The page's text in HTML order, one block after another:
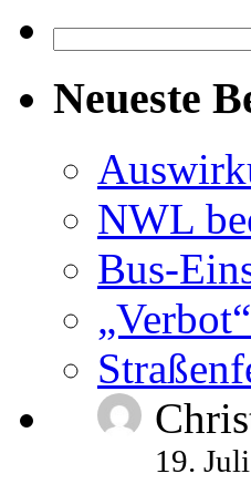
nach:
Neueste
NWL
Bus-
19.